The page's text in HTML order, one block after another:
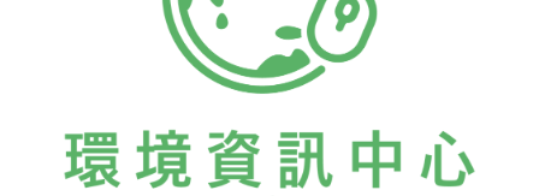
處，但肺癌仍是患病率、死亡率最高的「癌中之王」；此
外，與消化系統相關的癌症發病率依然居高不下。